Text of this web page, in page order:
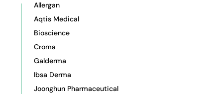
Allergan
Aqtis Medical
Bioscience
Croma
Galderma
Ibsa Derma
Joonghun Pharmaceutical